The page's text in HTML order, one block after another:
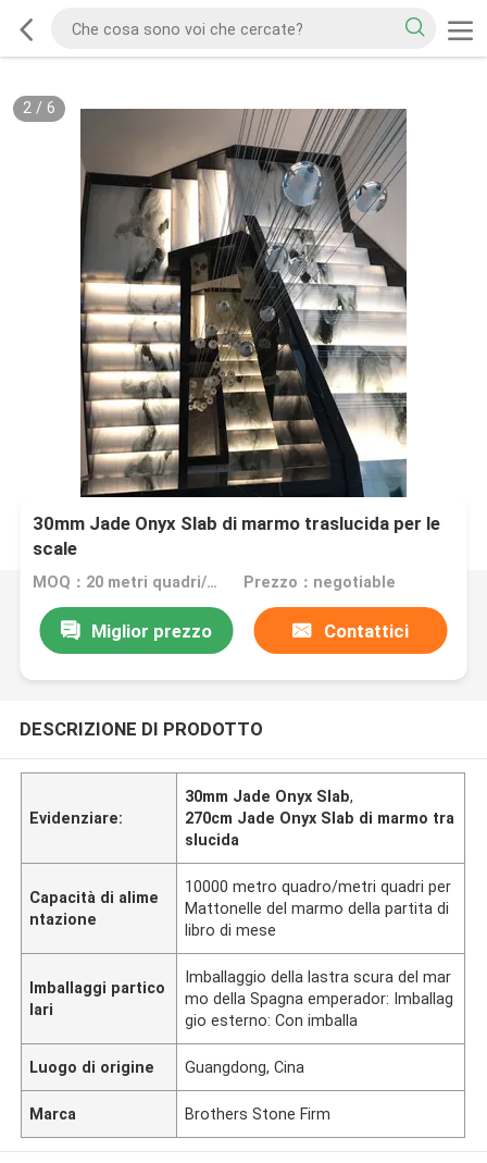
2/ 6
30mm Jade Onyx Slab di marmo traslucida per le
scale
MOQ：20 metri quadri/quadrato Prezzo：negotiable
Miglior prezzo Contattici
DESCRIZIONE DI PRODOTTO
Evidenziare:
30mm Jade Onyx Slab,
270cm Jade Onyx Slab di marmo tra
slucida
Capacità di alime
ntazione
10000 metro quadro/metri quadri per
Mattonelle del marmo della partita di
libro di mese
Imballaggi partico
lari
Imballaggio della lastra scura del mar
mo della Spagna emperador: Imballag
gio esterno: Con imballa
Luogo di origine Guangdong, Cina
Marca Brothers Stone Firm